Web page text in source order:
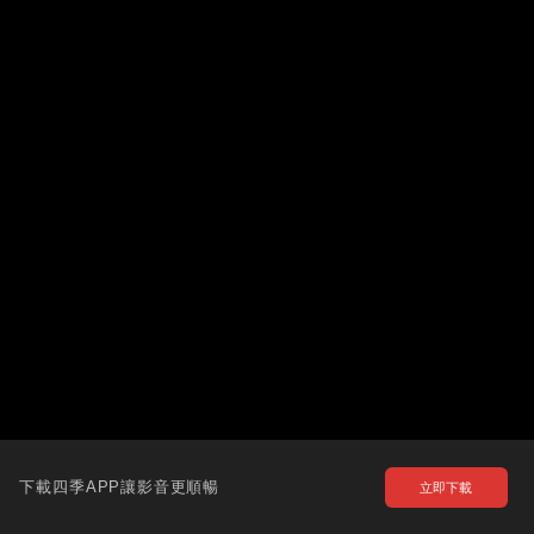
下載四季APP讓影音更順暢 立即下載